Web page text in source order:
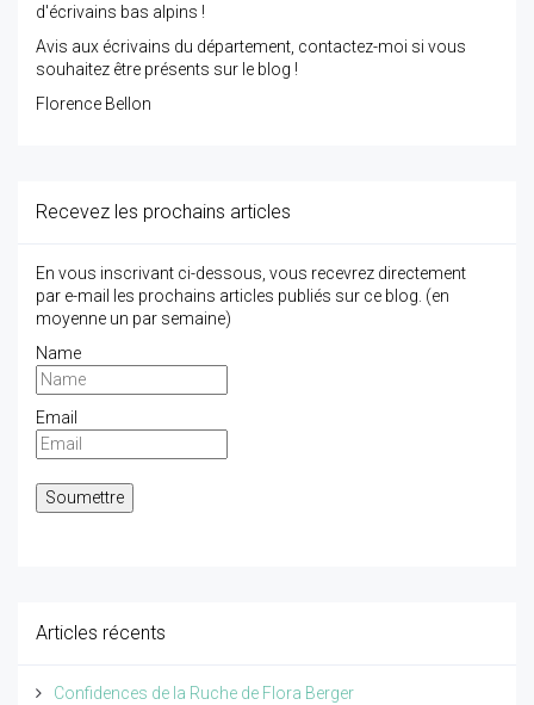
d'écrivains bas alpins !
Avis aux écrivains du département, contactez-moi si vous
souhaitez être présents sur le blog !
Florence Bellon
Recevez les prochains articles
En vous inscrivant ci-dessous, vous recevrez directement
par e-mail les prochains articles publiés sur ce blog. (en
moyenne un par semaine)
Name
Email
Articles récents
Confidences de la Ruche de Flora Berger